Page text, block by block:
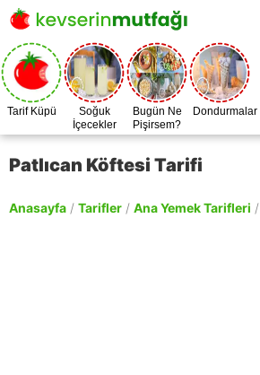
Tarif Küpü
Soğuk
İçecekler
Bugün Ne
Pişirsem?
Dondurmalar
Patlıcan Köftesi Tarifi
Anasayfa / Tarifler / Ana Yemek Tarifleri /